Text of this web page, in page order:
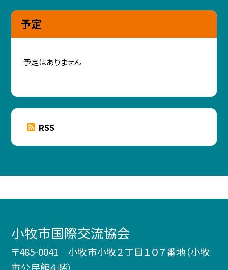
予定
予定はありません
RSS
小牧市国際交流協会
〒485-0041 小牧市小牧２丁目１０７番地（小牧